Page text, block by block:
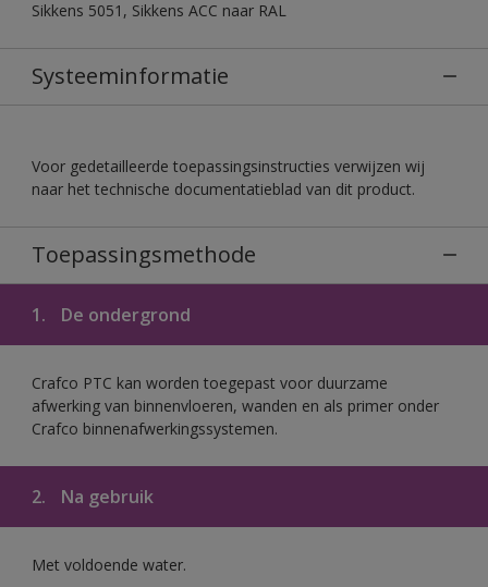
Sikkens 5051, Sikkens ACC naar RAL
Systeeminformatie
Voor gedetailleerde toepassingsinstructies verwijzen wij
naar het technische documentatieblad van dit product.
Toepassingsmethode
1. De ondergrond
Crafco PTC kan worden toegepast voor duurzame
afwerking van binnenvloeren, wanden en als primer onder
Crafco binnenafwerkingssystemen.
2. Na gebruik
Met voldoende water.